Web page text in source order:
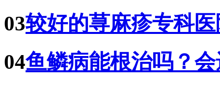
03较好的荨麻疹专科
04鱼鳞病能根治吗？